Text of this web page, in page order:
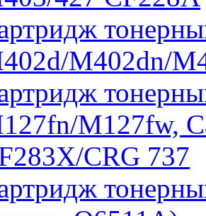
M402dn/
M127fw,
CRG 737